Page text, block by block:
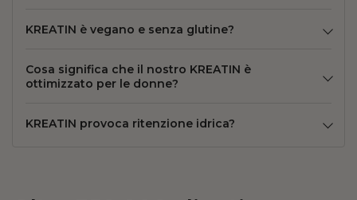
KREATIN è vegano e senza glutine?
Cosa significa che il nostro KREATIN è
ottimizzato per le donne?
KREATIN provoca ritenzione idrica?